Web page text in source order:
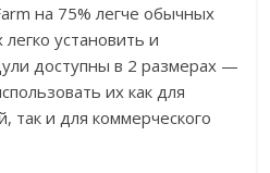
на 75% легче обычных
установить и
доступны в 2 размерах —
их как для
так и для коммерческого